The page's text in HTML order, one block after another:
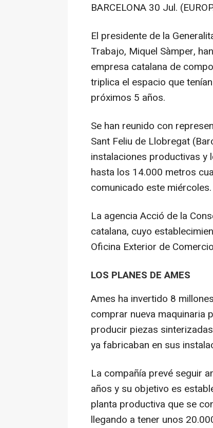
BARCELONA 30 Jul.
El presidente de la
Trabajo, Miquel Sàmper,
empresa catalana de
triplica el espacio que
próximos 5 años.
Se han reunido con
Sant Feliu de Llobregat
instalaciones productivas y
hasta los 14.000 metros
comunicado este miércoles.
La agencia Acció de la
catalana, cuyo
Oficina Exterior de
LOS PLANES DE AMES
Ames ha invertido 8
comprar nueva maquinaria
producir piezas
ya fabricaban en sus
La compañía prevé seguir
años y su objetivo es
planta productiva que se
llegando a tener unos